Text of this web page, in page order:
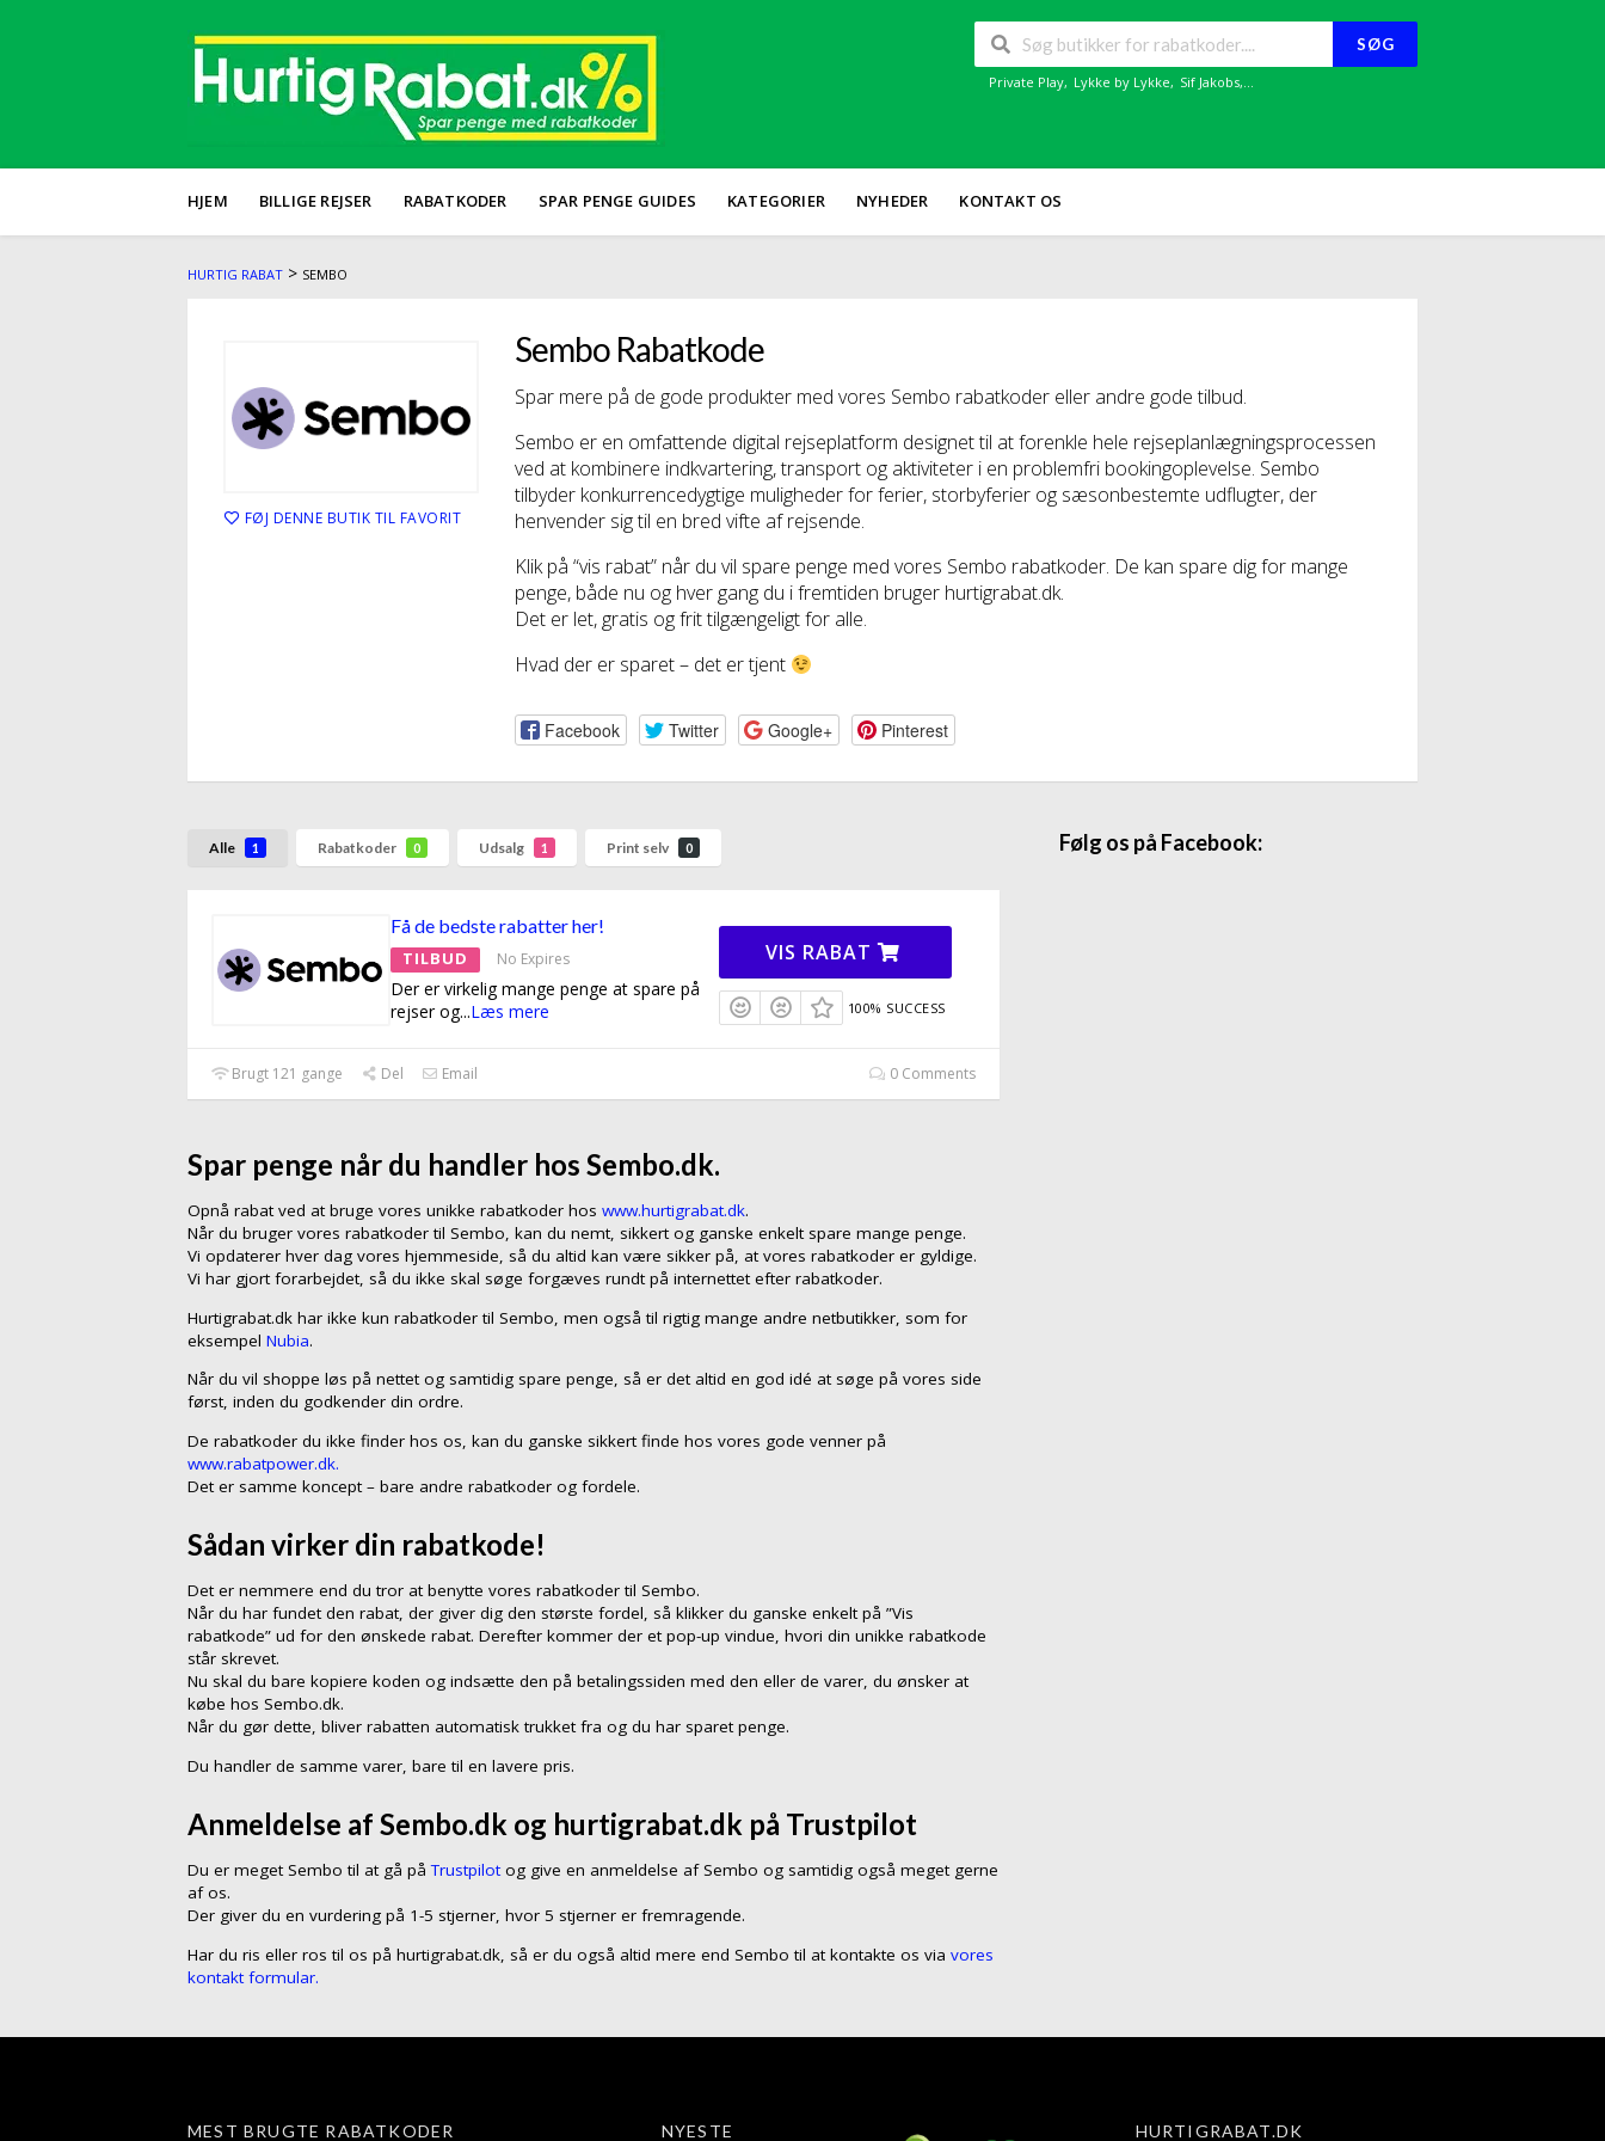
SØG
Private Play, Lykke by Lykke, Sif Jakobs,...
HJEM BILLIGE REJSER RABATKODER SPAR PENGE GUIDES KATEGORIER NYHEDER KONTAKT OS
HURTIG RABAT > SEMBO
FØJ DENNE BUTIK TIL FAVORIT
Sembo Rabatkode
Spar mere på de gode produkter med vores Sembo rabatkoder eller andre gode tilbud.
Sembo er en omfattende digital rejseplatform designet til at forenkle hele rejseplanlægningsprocessen
ved at kombinere indkvartering, transport og aktiviteter i en problemfri bookingoplevelse. Sembo
tilbyder konkurrencedygtige muligheder for ferier, storbyferier og sæsonbestemte udflugter, der
henvender sig til en bred vifte af rejsende.
Klik på “vis rabat” når du vil spare penge med vores Sembo rabatkoder. De kan spare dig for mange
penge, både nu og hver gang du i fremtiden bruger hurtigrabat.dk.
Det er let, gratis og frit tilgængeligt for alle.
Hvad der er sparet – det er tjent
Facebook Twitter Google+ Pinterest
Alle 1 Rabatkoder 0 Udsalg 1 Print selv 0
Få de bedste rabatter her!
TILBUD No Expires
Der er virkelig mange penge at spare på
rejser og...Læs mere
VIS RABAT
100% SUCCESS
Brugt 121 gange Del Email 0 Comments
Spar penge når du handler hos Sembo.dk.
Opnå rabat ved at bruge vores unikke rabatkoder hos www.hurtigrabat.dk.
Når du bruger vores rabatkoder til Sembo, kan du nemt, sikkert og ganske enkelt spare mange penge.
Vi opdaterer hver dag vores hjemmeside, så du altid kan være sikker på, at vores rabatkoder er gyldige.
Vi har gjort forarbejdet, så du ikke skal søge forgæves rundt på internettet efter rabatkoder.
Hurtigrabat.dk har ikke kun rabatkoder til Sembo, men også til rigtig mange andre netbutikker, som for
eksempel Nubia.
Når du vil shoppe løs på nettet og samtidig spare penge, så er det altid en god idé at søge på vores side
først, inden du godkender din ordre.
De rabatkoder du ikke finder hos os, kan du ganske sikkert finde hos vores gode venner på
www.rabatpower.dk.
Det er samme koncept – bare andre rabatkoder og fordele.
Sådan virker din rabatkode!
Det er nemmere end du tror at benytte vores rabatkoder til Sembo.
Når du har fundet den rabat, der giver dig den største fordel, så klikker du ganske enkelt på ”Vis
rabatkode” ud for den ønskede rabat. Derefter kommer der et pop-up vindue, hvori din unikke rabatkode
står skrevet.
Nu skal du bare kopiere koden og indsætte den på betalingssiden med den eller de varer, du ønsker at
købe hos Sembo.dk.
Når du gør dette, bliver rabatten automatisk trukket fra og du har sparet penge.
Du handler de samme varer, bare til en lavere pris.
Anmeldelse af Sembo.dk og hurtigrabat.dk på Trustpilot
Du er meget Sembo til at gå påTrustpilotog give en anmeldelse af Sembo og samtidig også meget gerne
af os.
Der giver du en vurdering på 1-5 stjerner, hvor 5 stjerner er fremragende.
Har du ris eller ros til os på hurtigrabat.dk, så er du også altid mere end Sembo til at kontakte os via vores
kontakt formular.
Følg os på Facebook:
MEST BRUGTE RABATKODER NYESTE HURTIGRABAT.DK